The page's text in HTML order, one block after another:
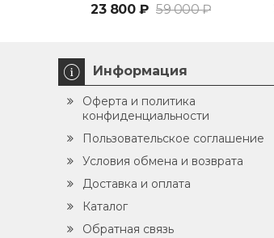
23 800 ₽ 59 000 ₽
Информация
Оферта и политика
конфиденциальности
Пользовательское соглашение
Условия обмена и возврата
Доставка и оплата
Каталог
Обратная связь